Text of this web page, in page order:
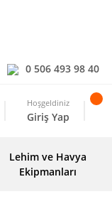
0 506 493 98 40
Hoşgeldiniz
Giriş Yap
Lehim ve Havya
Ekipmanları